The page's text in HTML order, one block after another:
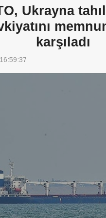
Ukrayna
karşıladı